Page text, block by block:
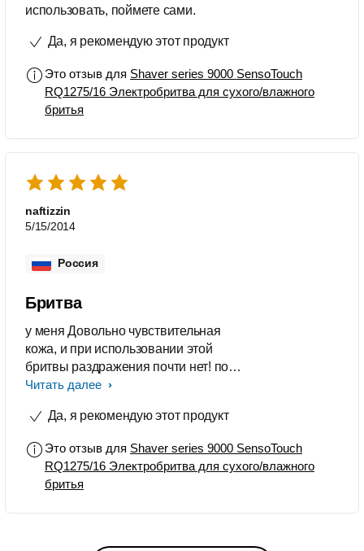
использовать, поймете сами.
Да, я рекомендую этот продукт
Это отзыв для Shaver series 9000 SensoTouch
RQ1275/16 Электробритва для сухого/влажного
бритья
naftizzin
5/15/2014
Россия
Бритва
у меня Довольно чувствительная
кожа, и при использовании этой
бритвы раздражения почти нет! по
сравнению с сетчатой бритвой.
доволен покупкой
Читать далее
Да, я рекомендую этот продукт
Это отзыв для Shaver series 9000 SensoTouch
RQ1275/16 Электробритва для сухого/влажного
бритья